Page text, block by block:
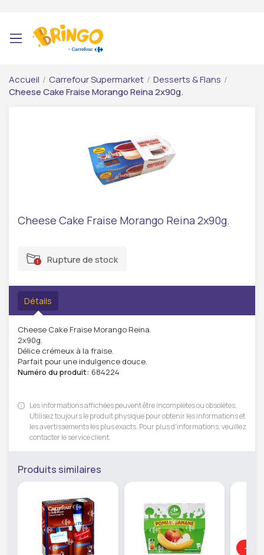
Accueil / Carrefour Supermarket / Desserts & Flans /
Cheese Cake Fraise Morango Reina 2x90g.
Cheese Cake Fraise Morango Reina 2x90g.
Rupture de stock
Détails
Cheese Cake Fraise Morango Reina.
2x90g.
Délice crémeux à la fraise.
Parfait pour une indulgence douce.
Numéro du produit: 684224
Les informations affichées peuvent être incomplètes ou obsolètes.
Utilisez toujours le produit physique pour obtenir les informations et
les avertissements les plus exacts. Pour plus d'informations, veuillez
contacter le service client.
Produits similaires
-17%